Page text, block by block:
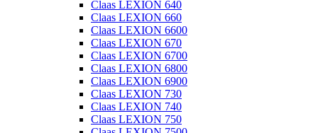
Claas LEXION 640
Claas LEXION 660
Claas LEXION 6600
Claas LEXION 670
Claas LEXION 6700
Claas LEXION 6800
Claas LEXION 6900
Claas LEXION 730
Claas LEXION 740
Claas LEXION 750